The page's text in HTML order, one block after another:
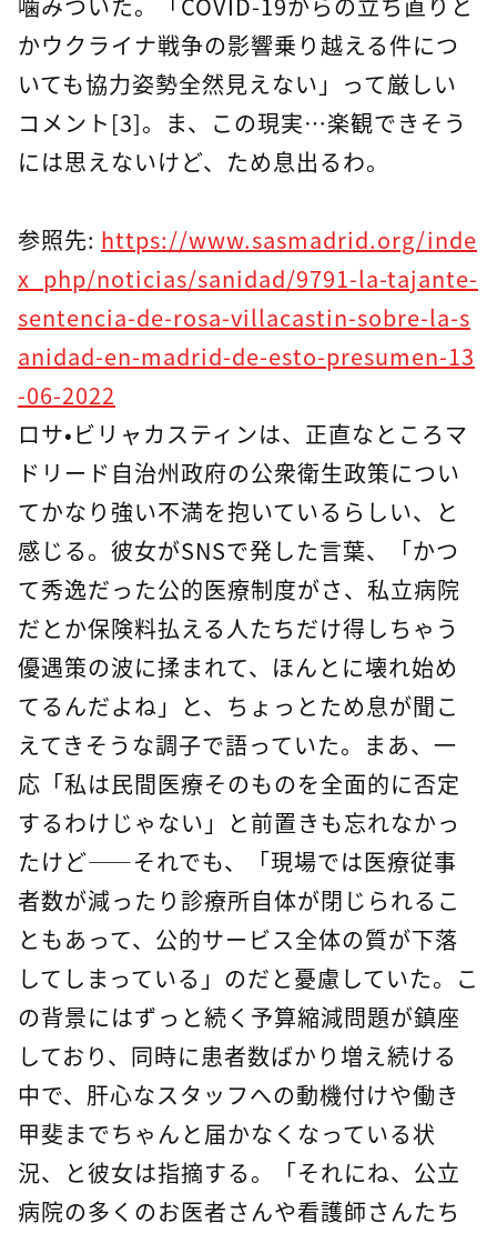
かウクライナ戦争の影響乗り越える件につ
いても協力姿勢全然見えない」って厳しい
コメント[3]。ま、この現実…楽観できそう
には思えないけど、ため息出るわ。
参照先: https://www.sasmadrid.org/inde
x_php/noticias/sanidad/9791-la-tajante-
sentencia-de-rosa-villacastin-sobre-la-s
anidad-en-madrid-de-esto-presumen-13
-06-2022
ロサ・ビリャカスティンは、正直なところマ
ドリード自治州政府の公衆衛生政策につい
てかなり強い不満を抱いているらしい、と
感じる。彼女がSNSで発した言葉、「かつ
て秀逸だった公的医療制度がさ、私立病院
だとか保険料払える人たちだけ得しちゃう
優遇策の波に揉まれて、ほんとに壊れ始め
てるんだよね」と、ちょっとため息が聞こ
えてきそうな調子で語っていた。まあ、一
応「私は民間医療そのものを全面的に否定
するわけじゃない」と前置きも忘れなかっ
たけど――それでも、「現場では医療従事
者数が減ったり診療所自体が閉じられるこ
ともあって、公的サービス全体の質が下落
してしまっている」のだと憂慮していた。こ
の背景にはずっと続く予算縮減問題が鎮座
しており、同時に患者数ばかり増え続ける
中で、肝心なスタッフへの動機付けや働き
甲斐までちゃんと届かなくなっている状
況、と彼女は指摘する。「それにね、公立
病院の多くのお医者さんや看護師さんたち